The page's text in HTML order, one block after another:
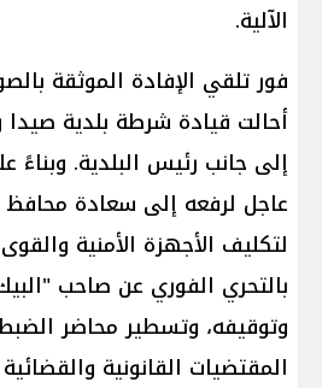
الآلية.
فور تلقي الإفادة الموثقة
أحالت قيادة شرطة بلدية صيدا
إلى جانب رئيس البلدية. وبناءً
عاجل لرفعه إلى سعادة محافظ
لتكليف الأجهزة الأمنية
بالتحري الفوري عن صاحب
وتوقيفه، وتسطير محاضر
المقتضيات القانونية والقضائية